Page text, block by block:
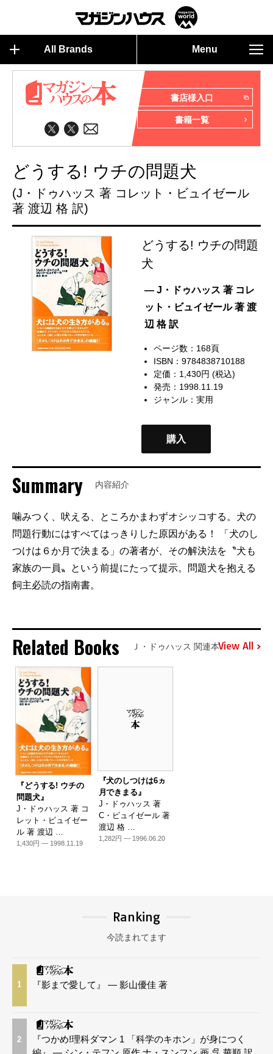
All Brands Menu
書店様入口
書籍一覧
どうする! ウチの問題犬
(J・ドゥハッス 著 コレット・ビュイゼール
著 渡辺 格 訳)
どうする! ウチの問題
犬
— J・ドゥハッス 著 コレ
ット・ビュイゼール 著 渡
辺 格 訳
ページ数：168頁
ISBN：9784838710188
定価：1,430円 (税込)
発売：1998.11.19
ジャンル：実用
購入
Summary 内容紹介
噛みつく、吠える、ところかまわずオシッコする。犬の
問題行動にはすべてはっきりした原因がある！ 「犬のし
つけは６か月で決まる」の著者が、その解決法を〝犬も
家族の一員〟という前提にたって提示。問題犬を抱える
飼主必読の指南書。
Related Books Ｊ・ドゥハッス 関連本View All
『どうする! ウチの
問題犬』
J・ドゥハッス 著 コ
レット・ビュイゼー
ル 著 渡辺 …
1,430円 — 1998.11.19
『犬のしつけは6ヵ
月できまる』
J・ドゥハッス 著
C・ビュイゼール 著
渡辺 格 …
1,282円 — 1996.06.20
Ranking
今読まれてます
1 『影まで愛して』 — 影山優佳 著
2
『つかめ!理科ダマン 1 「科学のキホン」が身につく